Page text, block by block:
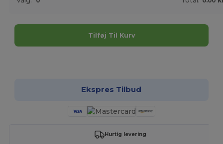
Tilføj Til Kurv
Ekspres Tilbud
Hurtig levering